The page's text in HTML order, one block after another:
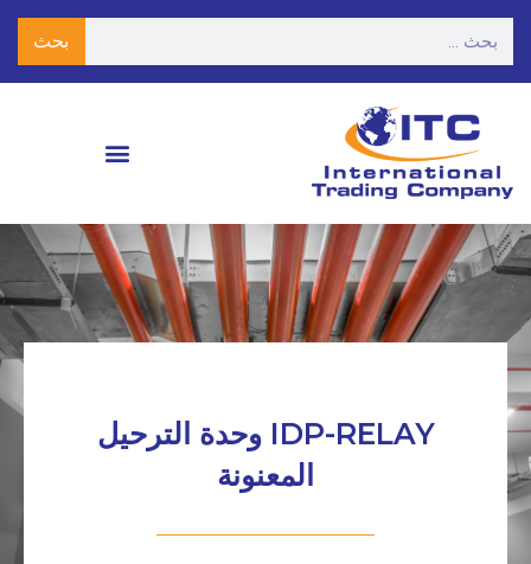
بحث
IDP-RELAY وحدة الترحيل
المعنونة